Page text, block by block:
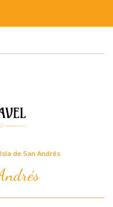
Isla de San Andrés